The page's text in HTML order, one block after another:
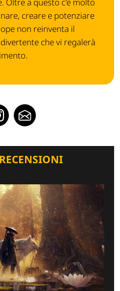
Oltre a questo c'è molto
creare e potenziare
non reinventa il
che vi regalerà